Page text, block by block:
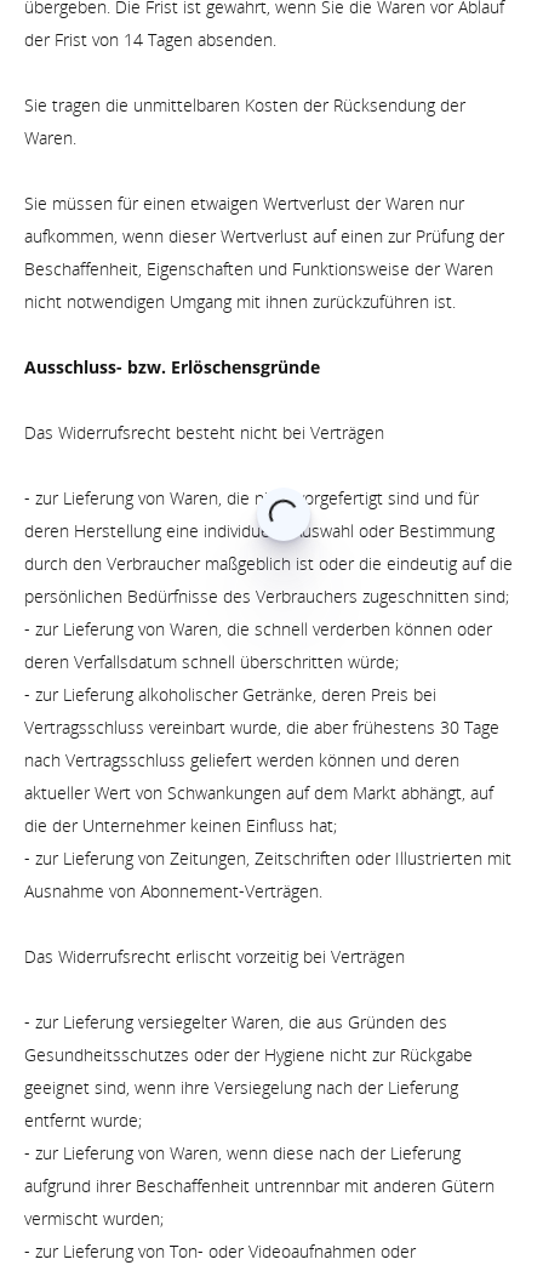
übergeben. Die Frist ist gewahrt, wenn Sie die Waren vor Ablauf
der Frist von 14 Tagen absenden.
Sie tragen die unmittelbaren Kosten der Rücksendung der
Waren.
Sie müssen für einen etwaigen Wertverlust der Waren nur
aufkommen, wenn dieser Wertverlust auf einen zur Prüfung der
Beschaffenheit, Eigenschaften und Funktionsweise der Waren
nicht notwendigen Umgang mit ihnen zurückzuführen ist.
Ausschluss- bzw. Erlöschensgründe
Das Widerrufsrecht besteht nicht bei Verträgen
- zur Lieferung von Waren, die nicht vorgefertigt sind und für
deren Herstellung eine individuelle Auswahl oder Bestimmung
durch den Verbraucher maßgeblich ist oder die eindeutig auf die
persönlichen Bedürfnisse des Verbrauchers zugeschnitten sind;
- zur Lieferung von Waren, die schnell verderben können oder
deren Verfallsdatum schnell überschritten würde;
- zur Lieferung alkoholischer Getränke, deren Preis bei
Vertragsschluss vereinbart wurde, die aber frühestens 30 Tage
nach Vertragsschluss geliefert werden können und deren
aktueller Wert von Schwankungen auf dem Markt abhängt, auf
die der Unternehmer keinen Einfluss hat;
- zur Lieferung von Zeitungen, Zeitschriften oder Illustrierten mit
Ausnahme von Abonnement-Verträgen.
Das Widerrufsrecht erlischt vorzeitig bei Verträgen
- zur Lieferung versiegelter Waren, die aus Gründen des
Gesundheitsschutzes oder der Hygiene nicht zur Rückgabe
geeignet sind, wenn ihre Versiegelung nach der Lieferung
entfernt wurde;
- zur Lieferung von Waren, wenn diese nach der Lieferung
aufgrund ihrer Beschaffenheit untrennbar mit anderen Gütern
vermischt wurden;
- zur Lieferung von Ton- oder Videoaufnahmen oder